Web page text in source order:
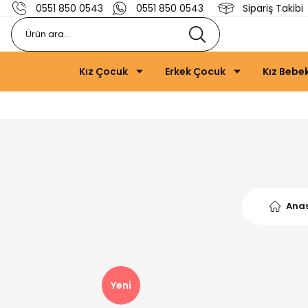
0551 850 0543 0551 850 0543 Sipariş Takibi
Kız Çocuk Erkek Çocuk Kız
Yeni